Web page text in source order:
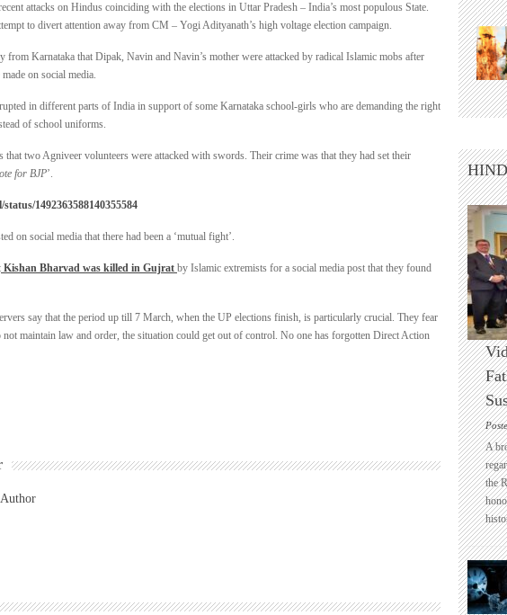
attacks on Hindus coinciding with the elections in Uttar Pradesh – India’s most populous State.
to divert attention away from CM – Yogi Adityanath’s high voltage election campaign.
from Karnataka that Dipak, Navin and Navin’s mother were attacked by radical Islamic mobs after
on social media.
in different parts of India in support of some Karnataka school-girls who are demanding the right
of school uniforms.
that two Agniveer volunteers were attacked with swords. Their crime was that they had set their
for BJP’.
1492363588140355584
on social media that there had been a ‘mutual fight’.
Kishan Bharvad was killed in Gujrat by Islamic extremists for a social media post that they found
say that the period up till 7 March, when the UP elections finish, is particularly crucial. They fear
not maintain law and order, the situation could get out of control. No one has forgotten Direct Action
A
the